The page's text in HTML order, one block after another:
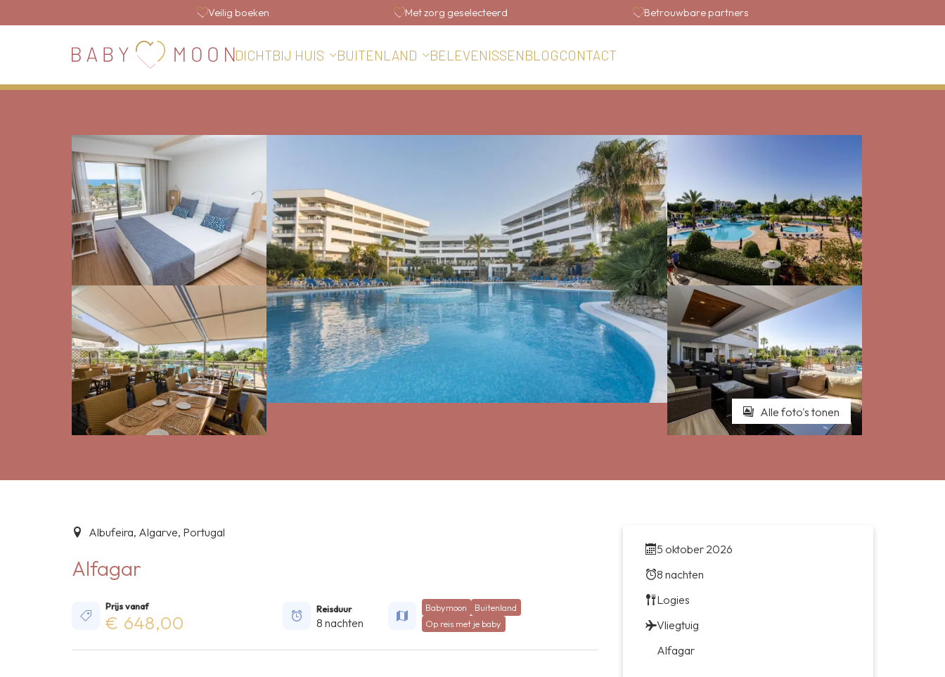
Veilig boeken Met zorg geselecteerd Betrouwbare partners
DICHTBIJ HUIS BUITENLAND BELEVENISSENBLOGCONTACT
Alle foto's tonen
5 oktober 2026
8 nachten
Logies
Vliegtuig
Alfagar
Albufeira, Algarve, Portugal
Alfagar
Prijs vanaf
€ 648,00
Reisduur
8 nachten
Babymoon
Buitenland
Op reis met je baby